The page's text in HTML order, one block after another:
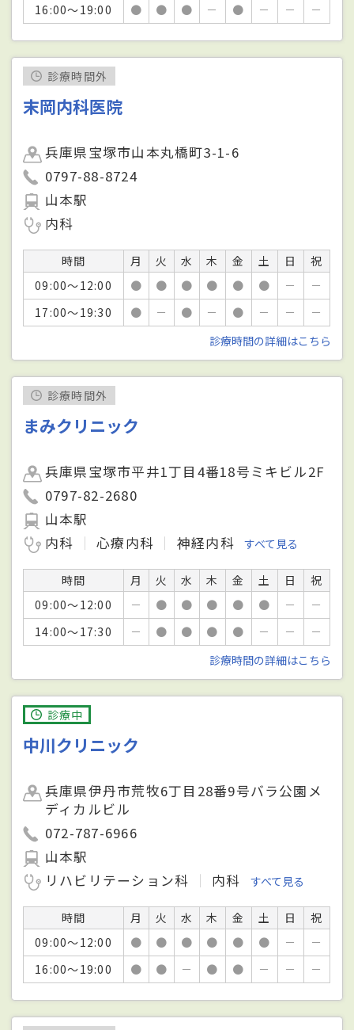
16:00～19:00
● ● ● － ● － － －
診療時間外
末岡内科医院
兵庫県宝塚市山本丸橋町3-1-6
0797-88-8724
山本駅
内科
時間 月 火 水 木 金 土 日
祝
09:00～12:00
● ● ● ● ● ● －
－
17:00～19:30
● － ● － ● － －
－
診療時間の詳細はこちら
診療時間外
まみクリニック
兵庫県宝塚市平井1丁目4番18号ミキビル2F
0797-82-2680
山本駅
内科
心療内科 神経内科 すべて見る
時間 月 火 水 木 金 土 日
祝
09:00～12:00
－ ● ● ● ● ● －
－
14:00～17:30
－ ● ● ● ● － －
－
診療時間の詳細はこちら
診療中
中川クリニック
兵庫県伊丹市荒牧6丁目28番9号バラ公園メ
ディカルビル
072-787-6966
山本駅
リハビリテーション科
内科 すべて見る
時間 月 火 水 木 金 土 日
祝
09:00～12:00
● ● ● ● ● ● －
－
16:00～19:00
● ● － ● ● － － －